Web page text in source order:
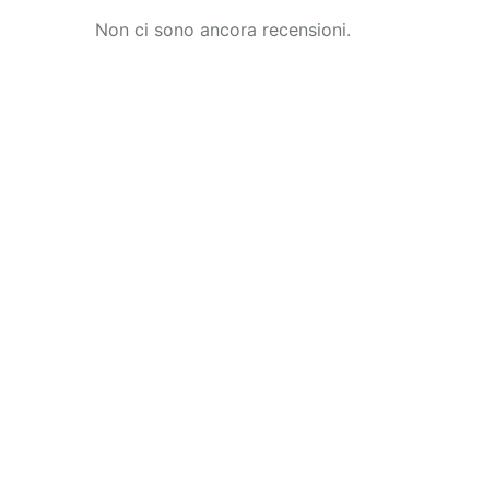
Non ci sono ancora recensioni.